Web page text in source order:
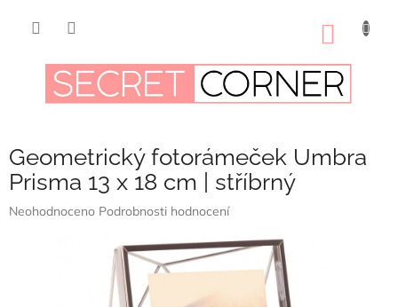
Geometrický fotorámeček Umbra
Prisma 13 x 18 cm | stříbrný
Průměrné
Neohodnoceno Podrobnosti hodnocení